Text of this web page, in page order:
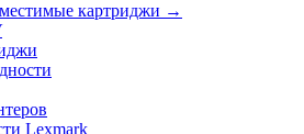
картриджи →
Lexmark